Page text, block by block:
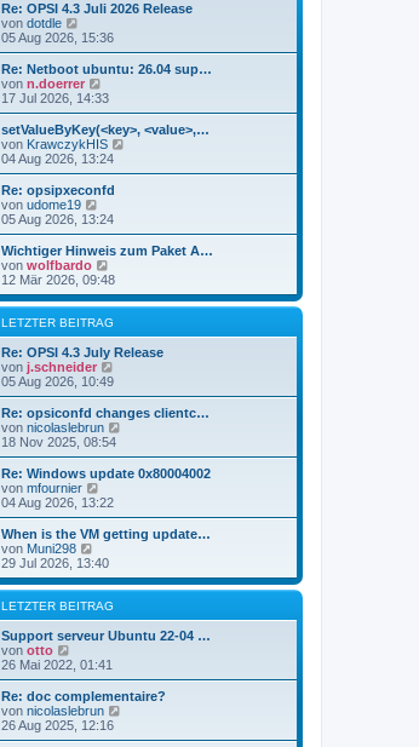
Re: OPSI 4.3 Juli 2026 Release
von dotdle
e
u
e
s
t
r
B
e
r
a
g
05 Aug 2026, 15:36
Re: Netboot ubuntu: 26.04 sup…
von n.doerrer
e
u
e
s
t
r
B
e
i
r
a
g
17 Jul 2026, 14:33
setValueByKey(<key>, <value>,…
von KrawczykHIS
u
B
t
g
04 Aug 2026, 13:24
Re: opsipxeconfd
von udome19
e
u
e
s
t
r
B
e
i
t
r
g
05 Aug 2026, 13:24
Wichtiger Hinweis zum Paket A…
von wolfbardo
e
u
e
s
t
e
r
B
e
i
t
r
g
12 Mär 2026, 09:48
LETZTER BEITRAG
Re: OPSI 4.3 July Release
von j.schneider
u
e
s
t
B
r
05 Aug 2026, 10:49
Re: opsiconfd changes clientc…
von nicolaslebrun
u
e
r
B
t
18 Nov 2025, 08:54
Re: Windows update 0x80004002
von mfournier
e
u
e
s
t
r
B
e
i
r
04 Aug 2026, 13:22
When is the VM getting update…
von Muni298
e
u
e
s
t
e
B
e
i
t
r
29 Jul 2026, 13:40
LETZTER BEITRAG
Support serveur Ubuntu 22-04 …
von otto
e
u
e
s
t
e
26 Mai 2022, 01:41
Re: doc complementaire?
von nicolaslebrun
u
26 Aug 2025, 12:16